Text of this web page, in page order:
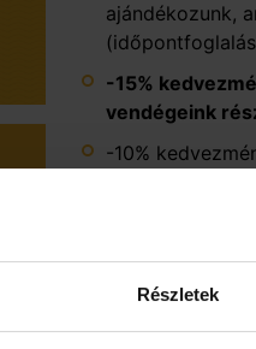
Részletek
ajándékozunk,
-15%
vendégeink
-10%
-15%
túra a
borvacsora